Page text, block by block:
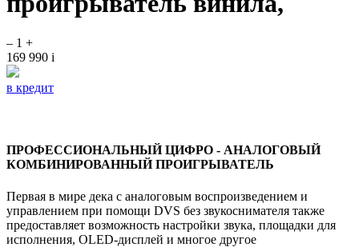
– 1 +
169 990 i
в кредит
ПРОФЕССИОНАЛЬНЫЙ ЦИФРО - АНАЛОГОВЫЙ
КОМБИНИРОВАННЫЙ ПРОИГРЫВАТЕЛЬ
Первая в мире дека с аналоговым воспроизведением и
управлением при помощи DVS без звукоснимателя также
предоставляет возможность настройки звука, площадки для
исполнения, OLED-дисплей и многое другое